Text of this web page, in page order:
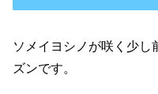
ソメイヨシノが咲く少し
ズンです。